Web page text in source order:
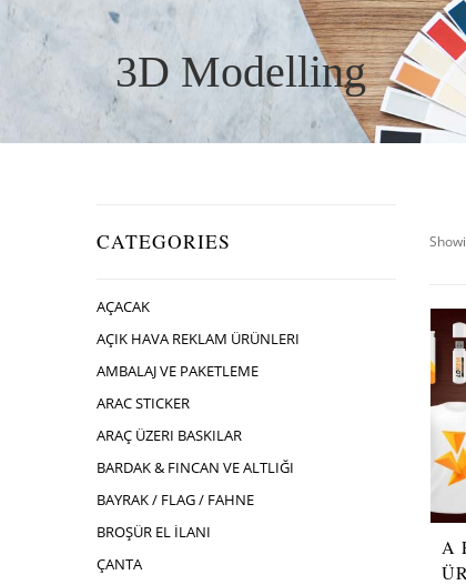
3D Modelling
CATEGORIES
AÇACAK
AÇIK HAVA REKLAM ÜRÜNLERI
AMBALAJ VE PAKETLEME
ARAC STICKER
ARAÇ ÜZERI BASKILAR
BARDAK & FINCAN VE ALTLIĞI
BAYRAK / FLAG / FAHNE
BROŞÜR EL İLANI
ÇANTA
A